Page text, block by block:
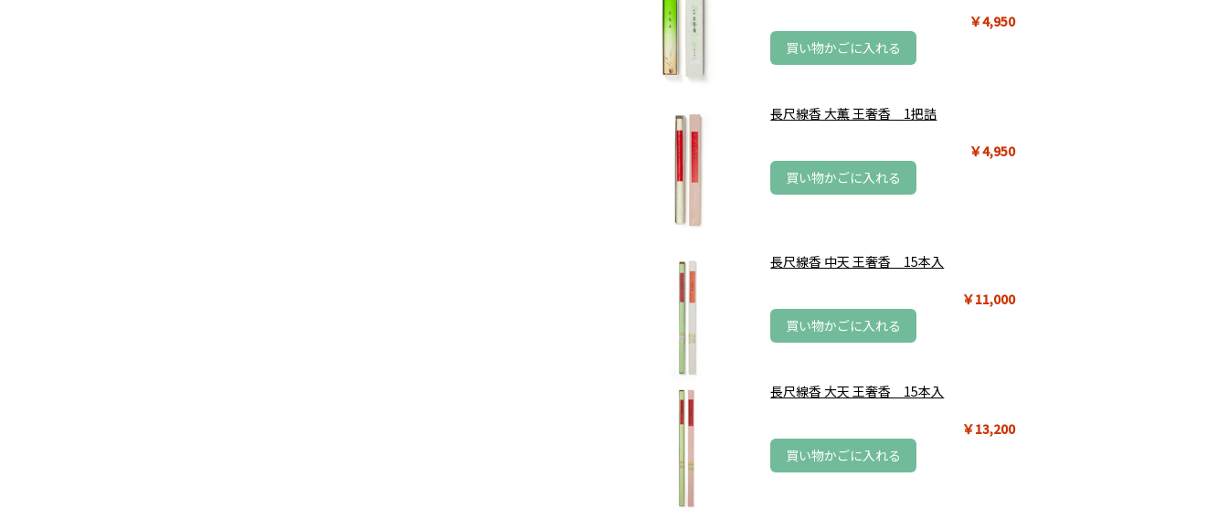
￥4,950
買い物かごに入れる
長尺線香 大薫 王奢香 1把詰
￥4,950
買い物かごに入れる
長尺線香 中天 王奢香 15本入
￥11,000
買い物かごに入れる
長尺線香 大天 王奢香 15本入
￥13,200
買い物かごに入れる